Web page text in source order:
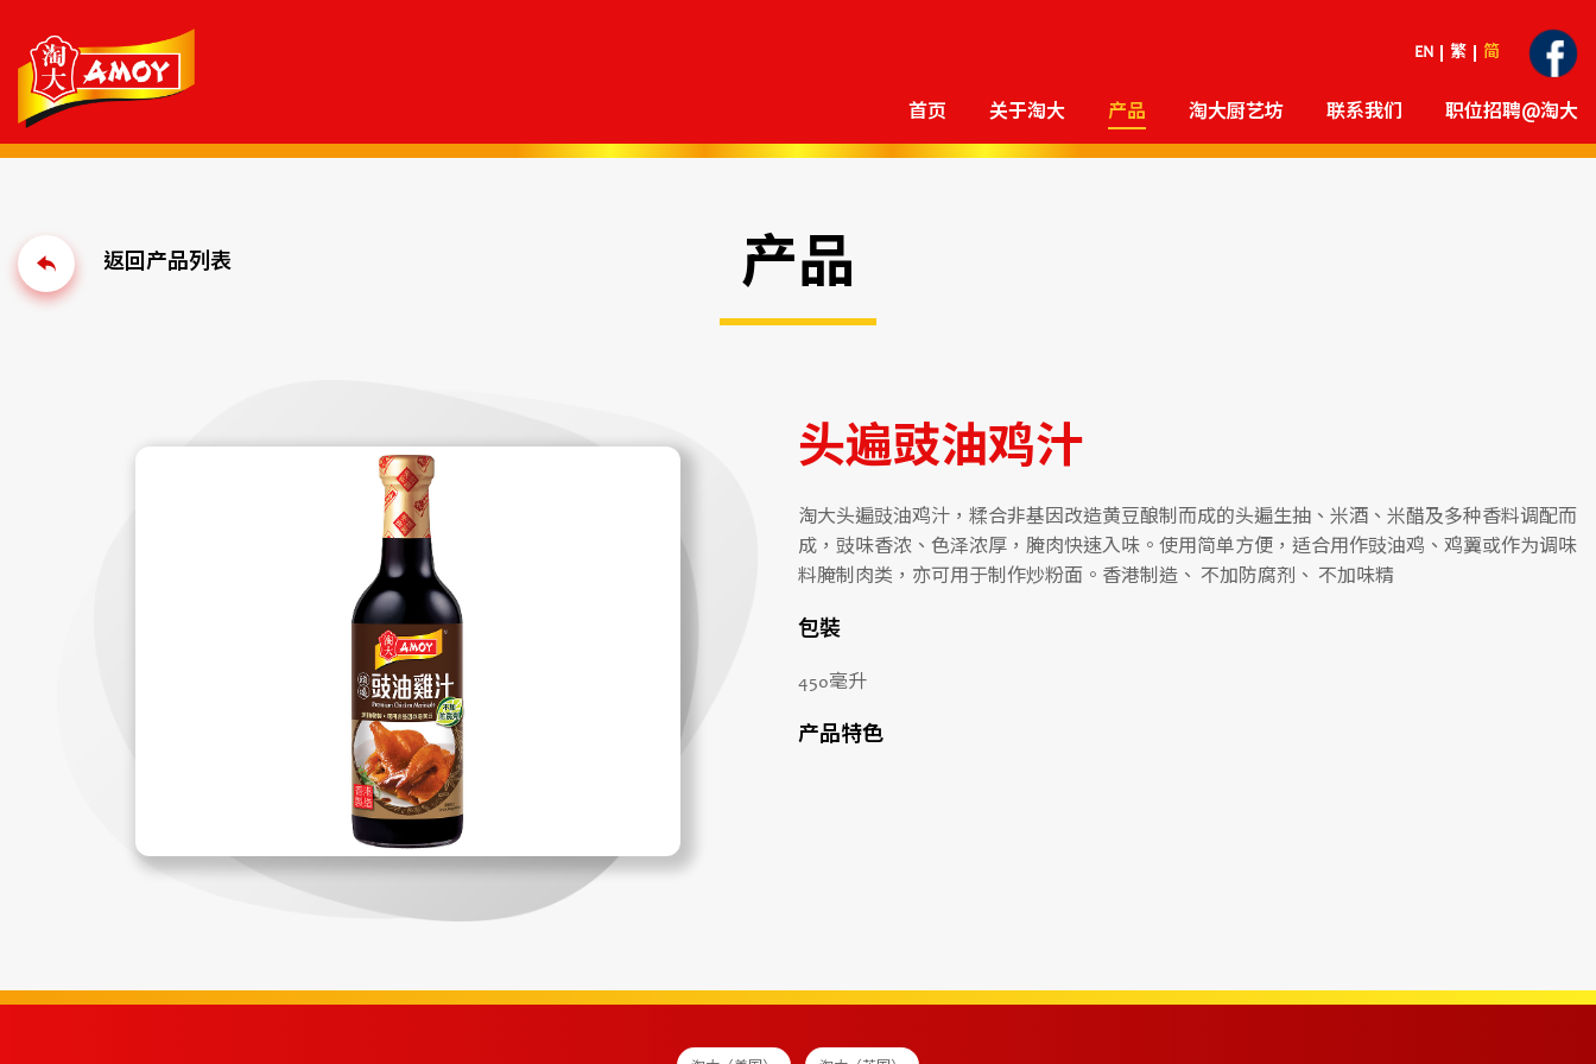
EN 繁 简
首页 关于淘大 产品 淘大厨艺坊 联系我们 职位招聘@淘大
产品
头遍豉油鸡汁
淘大头遍豉油鸡汁，糅合非基因改造黄豆酿制而成的头遍生抽、米酒、米醋及多种香料调配而
成，豉味香浓、色泽浓厚，腌肉快速入味。使用简单方便，适合用作豉油鸡、鸡翼或作为调味
料腌制肉类，亦可用于制作炒粉面。香港制造、 不加防腐剂、 不加味精
包裝
450毫升
产品特色